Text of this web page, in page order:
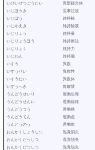
いけいせつごうたい 異型接合体
いじほうき 医事法規
いじぼう 維持棒
いじゆえき 維持輸液
いじりょう 維持量
いじりょうほう 維持療法
いじりょく 維持力
いじわん 維持腕
いすう 異数
いすうせい 異数性
いすうたい 異数体
いすうへき 胃皺襞
うんどうせいり 運動生理
うんどうせんい 運動線維
うんどうつう 運動痛
うんどうてん 運動点
うんどうのう 運動能
おんかくしょうしつ 温覚消失
おんかくだっしつ 温覚脱失
おんかくだつしつ 温覚脱失